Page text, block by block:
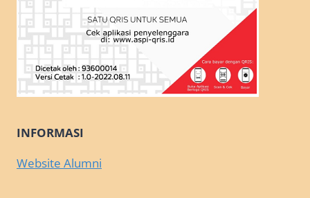
INFORMASI
Website Alumni